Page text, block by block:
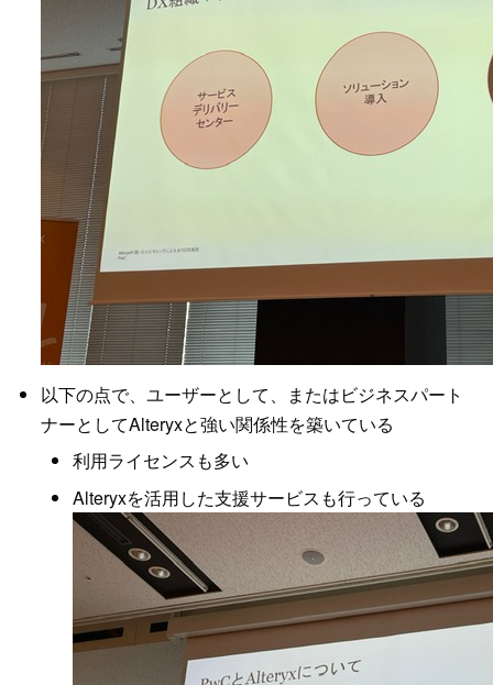
以下の点で、ユーザーとして、またはビジネスパート
ナーとしてAlteryxと強い関係性を築いている
利用ライセンスも多い
Alteryxを活用した支援サービスも行っている